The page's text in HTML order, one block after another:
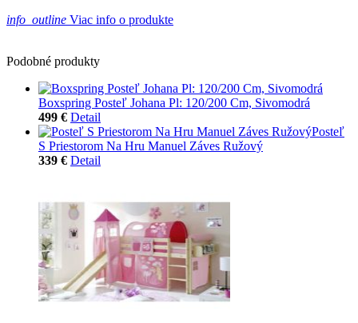
info_outline Viac info o produkte
Podobné produkty
Boxspring Posteľ Johana Pl: 120/200 Cm, Sivomodrá
499 € Detail
Posteľ
S Priestorom Na Hru Manuel Záves Ružový
339 € Detail